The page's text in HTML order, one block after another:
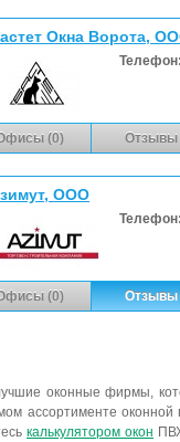
Окна Ворота,
(0) Отзывы
ООО
(0) Отзывы
оконные фирмы,
ассортименте
калькулятором окон